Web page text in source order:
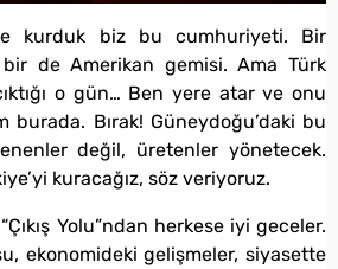
kurduk biz bu cumhuriyeti. Bir
de Amerikan gemisi. Ama Türk
o gün… Ben yere atar ve onu
burada. Bırak! Güneydoğu’daki bu
değil, üretenler yönetecek.
kuracağız, söz veriyoruz.
Yolu”ndan herkese iyi geceler.
ekonomideki gelişmeler, siyasette